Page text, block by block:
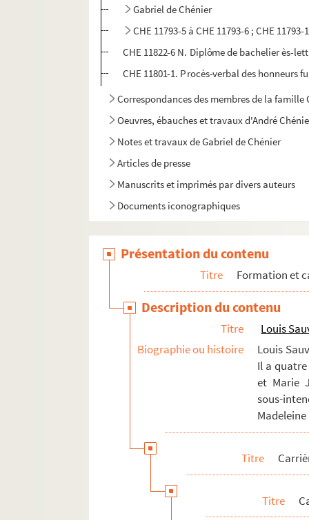
Gabriel de Chénier
CHE 11793-5 à CHE 11793-6 ; CHE
CHE 11822-6 N. Diplôme de bachelier ès-
CHE 11801-1. Procès-verbal des honneurs
Correspondances des membres de la
Oeuvres, ébauches et travaux d'André
Notes et travaux de Gabriel de Chénier
Articles de presse
Manuscrits et imprimés par divers auteurs
Documents iconographiques
Présentation du contenu
Titre Formation et
Description du contenu
Titre
Louis
Biographie ou histoire
Louis
Il a
et Marie
sous-
Titre
Titre